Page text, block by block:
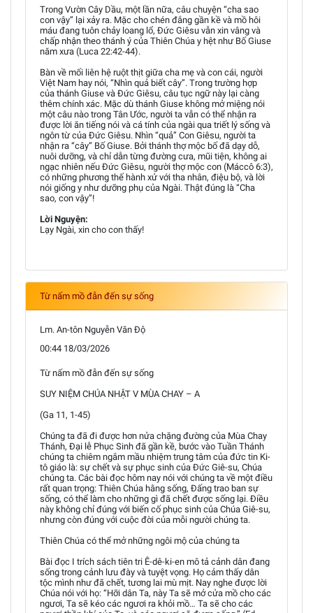
Trong Vườn Cây Dầu, một lần nữa, câu chuyện “cha sao
con vậy” lại xảy ra. Mặc cho chén đắng gần kề và mồ hôi
máu đang tuôn chảy loang lổ, Đức Giêsu vẫn xin vâng và
chấp nhận theo thánh ý của Thiên Chúa y hệt như Bố Giuse
năm xưa (Luca 22:42-44).
Bàn về mối liên hệ ruột thịt giữa cha mẹ và con cái, người
Việt Nam hay nói, “Nhìn quả biết cây”. Trong trường hợp
của thánh Giuse và Đức Giêsu, câu tục ngữ này lại càng
thêm chính xác. Mặc dù thánh Giuse không mở miệng nói
một câu nào trong Tân Ước, người ta vẫn có thể nhận ra
được lời ăn tiếng nói và cá tính của ngài qua triết lý sống và
ngôn từ của Đức Giêsu. Nhìn “quả” Con Giêsu, người ta
nhận ra “cây” Bố Giuse. Bởi thánh thợ mộc bố đã dạy dỗ,
nuôi dưỡng, và chỉ dẫn từng đường cưa, mũi tiện, không ai
ngạc nhiên nếu Đức Giêsu, người thợ mộc con (Máccô 6:3),
có những phương thế hành xử với tha nhân, điệu bộ, và lời
nói giống y như dưỡng phụ của Ngài. Thật đúng là “Cha
sao, con vậy”!
Lời Nguyện:
Lạy Ngài, xin cho con thấy!
Từ nấm mồ đẫn đến sự sống
Lm. An-tôn Nguyễn Văn Độ
00:44 18/03/2026
Từ nấm mồ đẫn đến sự sống
SUY NIỆM CHÚA NHẬT V MÙA CHAY – A
(Ga 11, 1-45)
Chúng ta đã đi được hơn nửa chặng đường của Mùa Chay
Thánh, Đại lễ Phục Sinh đã gần kề, bước vào Tuần Thánh
chúng ta chiêm ngắm mầu nhiệm trung tâm của đức tin Ki-
tô giáo là: sự chết và sự phục sinh của Đức Giê-su, Chúa
chúng ta. Các bài đọc hôm nay nói với chúng ta về một điều
rất quan trọng: Thiên Chúa hằng sống, Đấng trao ban sự
sống, có thể làm cho những gì đã chết được sống lại. Điều
này không chỉ đúng với biến cố phục sinh của Chúa Giê-su,
nhưng còn đúng với cuộc đời của mỗi người chúng ta.
Thiên Chúa có thể mở những ngôi mộ của chúng ta
Bài đọc I trích sách tiên tri Ê-dê-ki-en mô tả cảnh dân đang
sống trong cảnh lưu đày và tuyệt vọng. Họ cảm thấy dân
tộc mình như đã chết, tương lai mù mịt. Nay nghe được lời
Chúa nói với họ: “Hỡi dân Ta, này Ta sẽ mở cửa mồ cho các
ngươi, Ta sẽ kéo các ngươi ra khỏi mồ… Ta sẽ cho các